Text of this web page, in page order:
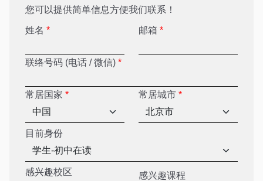
您可以提供简单信息方便我们联系！
姓名 * 邮箱 *
联络号码 (电话 / 微信) *
常居国家 * 常居城市 *
目前身份
感兴趣校区 感兴趣课程